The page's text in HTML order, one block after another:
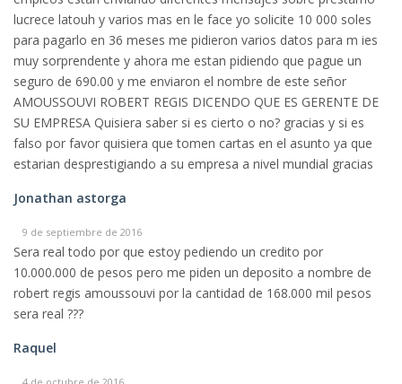
lucrece latouh y varios mas en le face yo solicite 10 000 soles
para pagarlo en 36 meses me pidieron varios datos para m ies
muy sorprendente y ahora me estan pidiendo que pague un
seguro de 690.00 y me enviaron el nombre de este señor
AMOUSSOUVI ROBERT REGIS DICENDO QUE ES GERENTE DE
SU EMPRESA Quisiera saber si es cierto o no? gracias y si es
falso por favor quisiera que tomen cartas en el asunto ya que
estarian desprestigiando a su empresa a nivel mundial gracias
Jonathan astorga
9 de septiembre de 2016
Sera real todo por que estoy pediendo un credito por
10.000.000 de pesos pero me piden un deposito a nombre de
robert regis amoussouvi por la cantidad de 168.000 mil pesos
sera real ???
Raquel